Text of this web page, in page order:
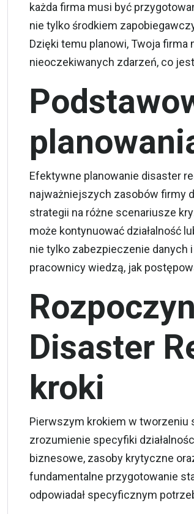
każda firma musi być
nie tylko środkiem
Dzięki temu planowi, Twoja
nieoczekiwanych zdarzeń, co
Efektywne planowanie disaster
najważniejszych zasobów firmy
strategii na różne scenariusze
może kontynuować działalność
nie tylko zabezpieczenie danych
pracownicy wiedzą, jak
Disaster
kroki
Pierwszym krokiem w tworzeniu
zrozumienie specyfiki
biznesowe, zasoby krytyczne
fundamentalne przygotowanie
odpowiadał specyficznym